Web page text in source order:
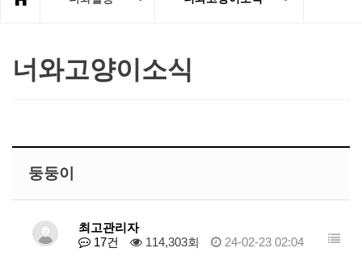
너와고양이소식
둥둥이
최고관리자
17건
114,303회 24-02-23 02:04